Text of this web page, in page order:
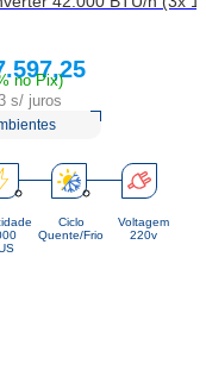
no Pix)
s/ juros
Ciclo
Quente/Frio
Voltagem
220v